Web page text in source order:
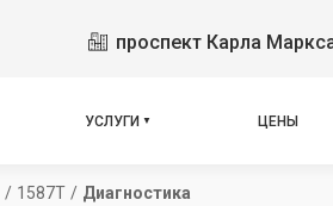
проспект Карла
УСЛУГИ ЦЕНЫ
/ 1587T / Диагностика